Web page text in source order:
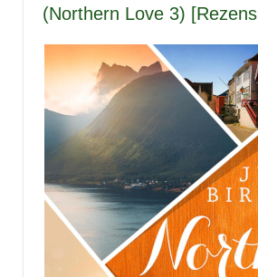
(Northern Love 3)